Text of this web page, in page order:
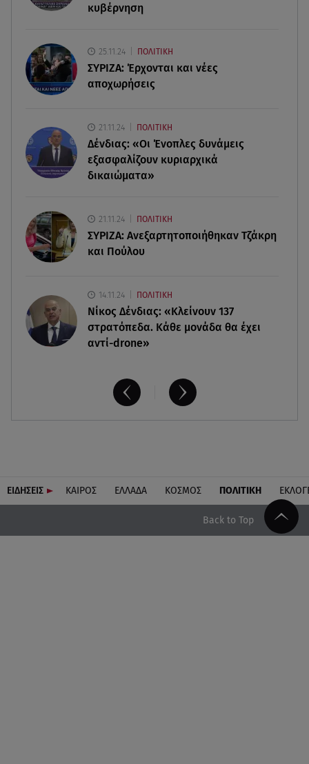
μνημόσυνο
07.08.26 , 11:18
Leapmotor T03: Τώρα με 16.190 ευρώ
07.08.26 , 11:17
Παρουσιάστρια κοιμήθηκε on air και έγινε viral-
Δείτε το στιγμιότυπο
Stars System: Γιορτάζει 20 χρόνια και γίνεται
καθημερινό στο Star
κυβέρνηση
25.11.24 ΠΟΛΙΤΙΚΗ
ΣΥΡΙΖΑ: Έρχονται και νέες
αποχωρήσεις
21.11.24 ΠΟΛΙΤΙΚΗ
Δένδιας: «Οι Ένοπλες δυνάμεις
εξασφαλίζουν κυριαρχικά
δικαιώματα»
21.11.24 ΠΟΛΙΤΙΚΗ
ΣΥΡΙΖΑ: Ανεξαρτητοποιήθηκαν Τζάκρη
και Πούλου
14.11.24 ΠΟΛΙΤΙΚΗ
Νίκος Δένδιας: «Κλείνουν 137
στρατόπεδα. Kάθε μονάδα θα έχει
αντί-drone»
ΕΙΔΗΣΕΙΣ ΚΑΙΡΟΣ ΕΛΛΑΔΑ ΚΟΣΜΟΣ ΠΟΛΙΤΙΚΗ
Back to Top